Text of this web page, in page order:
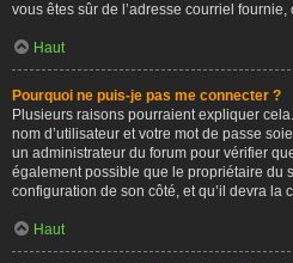
vous êtes sûr de l’adresse courriel
Haut
Pourquoi ne puis-je pas me connecter ?
Plusieurs raisons pourraient expliquer
nom d’utilisateur et votre mot de passe
un administrateur du forum pour vérifier
également possible que le propriétaire du
configuration de son côté, et qu’il devra la
Haut